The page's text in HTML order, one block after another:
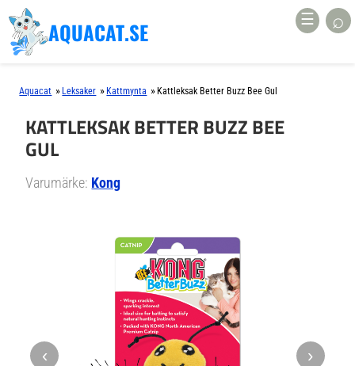
AQUACAT.SE ☰ ⌕
Aquacat » Leksaker » Kattmynta » Kattleksak Better Buzz Bee Gul
KATTLEKSAK BETTER BUZZ BEE
GUL
Varumärke: Kong
‹ ›